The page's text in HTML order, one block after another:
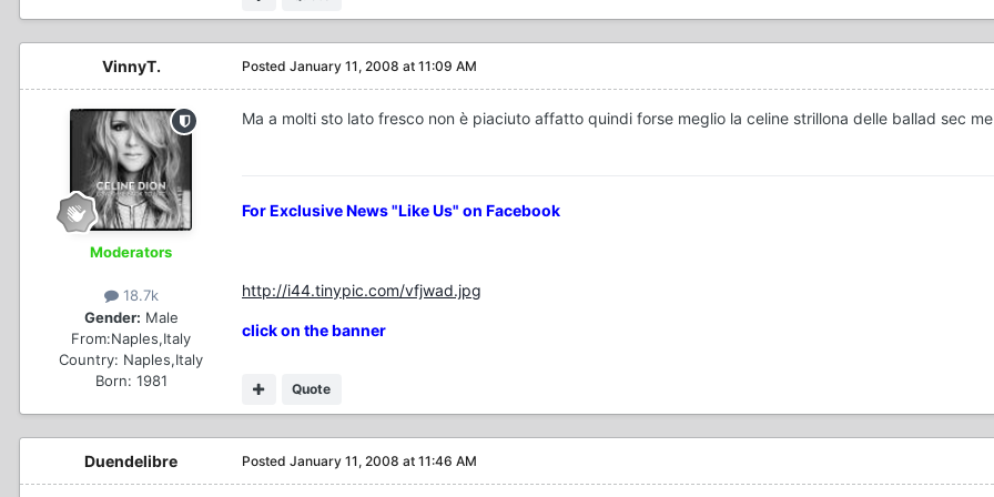
VinnyT.
Moderators
18.7k
Gender: Male
From:Naples,Italy
Country: Naples,Italy
Born: 1981
Posted January 11, 2008 at 11:09 AM
Ma a molti sto lato fresco non è piaciuto affatto quindi forse meglio la celine strillona delle ballad sec
Quote
For Exclusive News "Like Us" on Facebook
http://i44.tinypic.com/vfjwad.jpg
click on the banner
Duendelibre Posted January 11, 2008 at 11:46 AM